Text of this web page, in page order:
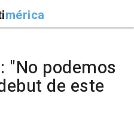
mérica
"No podemos
de este